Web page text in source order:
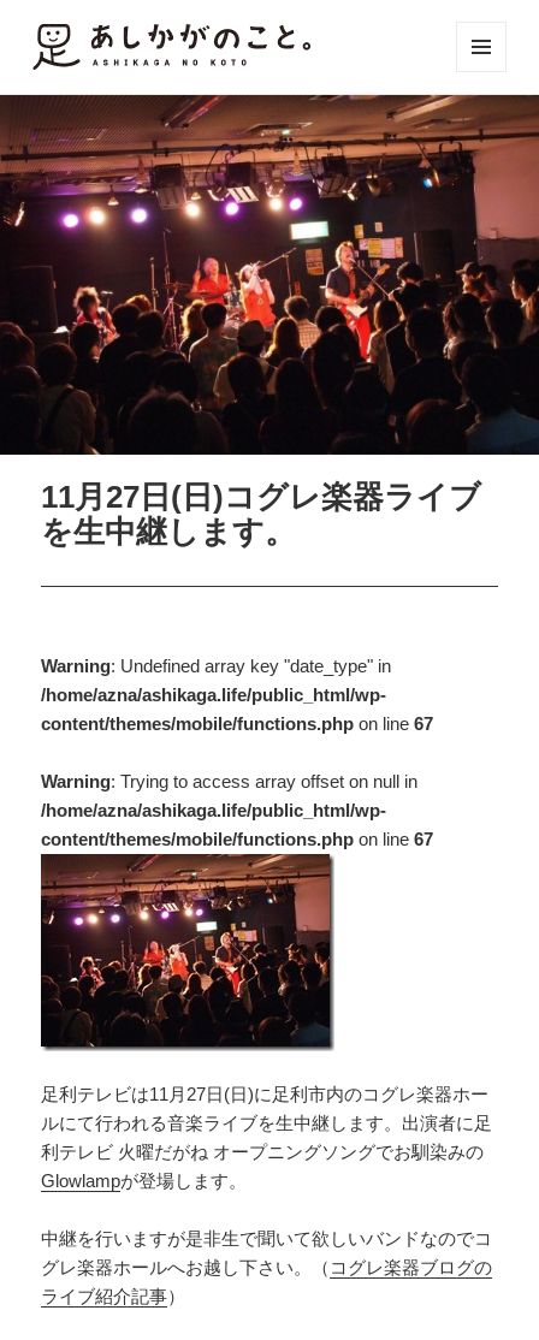
ーとウ
ィジェ
ット
11月27日(日)コグレ楽器ライブ
を生中継します。
Warning: Undefined array key "date_type" in
/home/azna/ashikaga.life/public_html/wp-
content/themes/mobile/functions.php on line67
Warning: Trying to access array offset on null in
/home/azna/ashikaga.life/public_html/wp-
content/themes/mobile/functions.php on line67
足利テレビは11月27日(日)に足利市内のコグレ楽器ホー
ルにて行われる音楽ライブを生中継します。出演者に足
利テレビ 火曜だがね オープニングソングでお馴染みの
Glowlampが登場します。
中継を行いますが是非生で聞いて欲しいバンドなのでコ
グレ楽器ホールへお越し下さい。（ コグレ楽器ブログの
ライブ紹介記事）